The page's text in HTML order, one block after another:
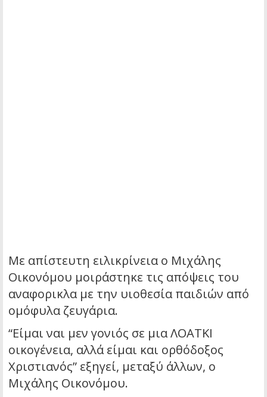
Με απίστευτη ειλικρίνεια ο Μιχάλης
Οικονόμου μοιράστηκε τις απόψεις του
αναφορικλα με την υιοθεσία παιδιών από
ομόφυλα ζευγάρια.
“Είμαι ναι μεν γονιός σε μια ΛΟΑΤΚΙ
οικογένεια, αλλά είμαι και ορθόδοξος
Χριστιανός” εξηγεί, μεταξύ άλλων, ο
Μιχάλης Οικονόμου.